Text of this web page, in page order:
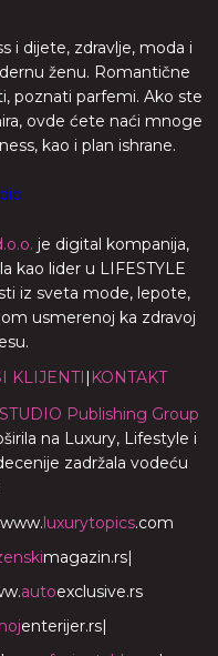
i dijete, zdravlje, moda i
ženu. Romantične
poznati parfemi. Ako ste
ovde ćete naći mnoge
kao i plan ishrane.
je digital kompanija,
kao lider u LIFESTYLE
iz sveta mode, lepote,
usmerenoj ka zdravoj
KLIJENTI | KONTAKT
Publishing Group
na Luxury, Lifestyle i
zadržala vodeću
www.luxurytopics.com
magazin.rs|
autoexclusive.rs
enterijer.rs|